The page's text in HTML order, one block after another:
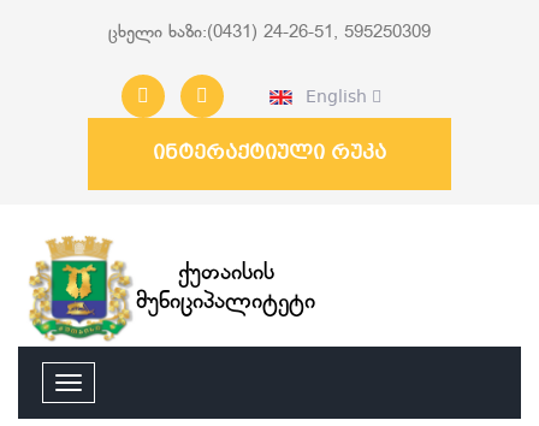
ცხელი ხაზი:(0431) 24-26-51, 595250309
English
ინტერაქტიული რუკა
ქუთაისის
მუნიციპალიტეტი